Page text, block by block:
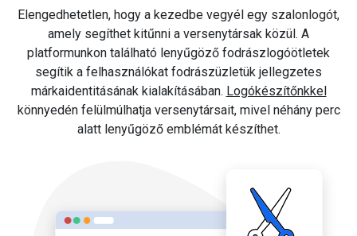
Elengedhetetlen, hogy a kezedbe vegyél egy szalonlogót,
amely segíthet kitűnni a versenytársak közül. A
platformunkon található lenyűgöző fodrászlogóötletek
segítik a felhasználókat fodrászüzletük jellegzetes
márkaidentitásának kialakításában. Logókészítőnkkel
könnyedén felülmúlhatja versenytársait, mivel néhány perc
alatt lenyűgöző emblémát készíthet.